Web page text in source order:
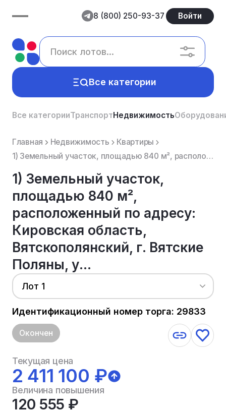
8 (800) 250-93-37 Войти
Все категории
Все категорииТранспортНедвижимость
Главная Недвижимость
Квартиры
1) Земельный участок, площадью 840 м², расположенный по адресу: Кировская область, Вятскополянский, ...
1) Земельный участок,
площадью 840 м²,
расположенный по адресу:
Кировская область,
Вятскополянский, г. Вятские
Поляны, у...
Лот 1
Идентификационный номер торга: 29833
Окончен
Текущая цена
2 411 100 ₽
Величина повышения
120 555 ₽